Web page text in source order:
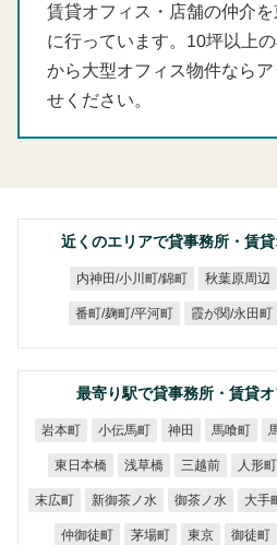
賃貸オフィス・店舗の仲介
に行っています。10坪以上
から大型オフィス物件なら
せください。
近くのエリアで貸事務所・賃
内神田/小川町/錦町 秋葉原周辺
番町/麹町/平河町 霞が関/永田町
最寄り駅で貸事務所・賃貸
岩本町 小伝馬町 神田 馬喰町
東日本橋 浅草橋 三越前 人形町
末広町 新御茶ノ水 御茶ノ水 大手
仲御徒町 茅場町 東京 御徒町